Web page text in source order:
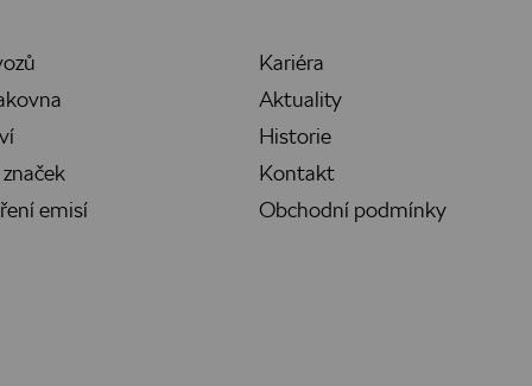
emisí
Kariéra
Aktuality
Historie
Kontakt
Obchodní podmínky